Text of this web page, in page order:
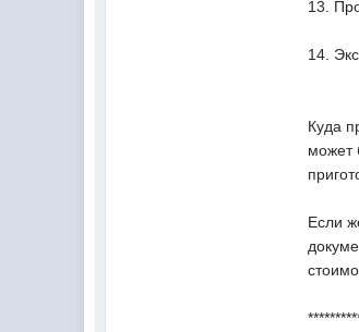
13.
14.
Куда
может
Если